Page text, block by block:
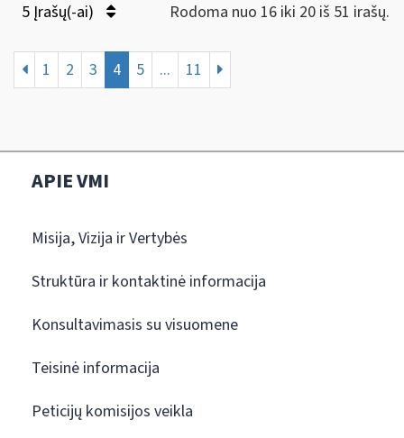
5 Įrašų(-ai) Rodoma nuo 16 iki 20 iš 51 irašų.
1 2 3 4 5 ... 11
APIE VMI
Misija, Vizija ir Vertybės
Struktūra ir kontaktinė informacija
Konsultavimasis su visuomene
Teisinė informacija
Peticijų komisijos veikla